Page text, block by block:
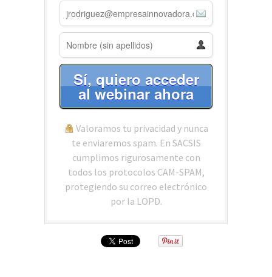
Sí, quiero acceder
al webinar ahora
Valoramos tu privacidad y nunca
te enviaremos spam. En SACSIS
cumplimos rigurosamente con
todos los protocolos CAM-SPAM,
protegiendo su correo electrónico
por la LOPD.